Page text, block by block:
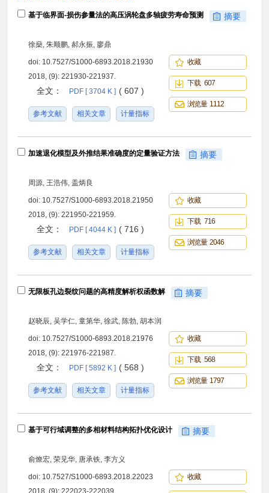
基于临界面-损伤参量法的高压涡轮盘多轴疲劳寿命预测 摘要
徐燊, 朱顺鹏, 郝永振, 廖鼎
doi: 10.7527/S1000-6893.2018.21930
2018, (9): 221930-221937.
全文： PDF [ 3704 K ] ( 607 )
参考文献 相关文章 计量指标
收藏
下载 607
浏览量 1112
加速退化模型及外推结果准确度的定量验证方法 摘要
周源, 王浩伟, 盖炳良
doi: 10.7527/S1000-6893.2018.21950
2018, (9): 221950-221959.
全文： PDF [ 4044 K ] ( 716 )
参考文献 相关文章 计量指标
收藏
下载 716
浏览量 2046
无限板孔边裂纹问题的高精度解析权函数解 摘要
赵晓辰, 吴学仁, 童第华, 徐武, 陈勃, 胡本润
doi: 10.7527/S1000-6893.2018.21976
2018, (9): 221976-221987.
全文： PDF [ 5892 K ] ( 568 )
参考文献 相关文章 计量指标
收藏
下载 568
浏览量 1797
基于可行域调整的多相材料结构拓扑优化设计 摘要
俞燎宏, 荣见华, 唐承铁, 李方义
doi: 10.7527/S1000-6893.2018.22023
2018, (9): 222023-222039.
收藏